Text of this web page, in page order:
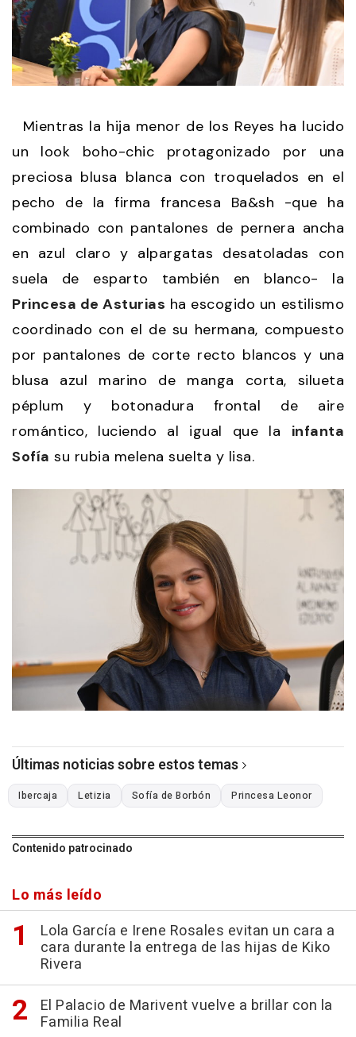
Mientras la hija menor de los Reyes ha lucido
un look boho-chic protagonizado por una
preciosa blusa blanca con troquelados en el
pecho de la firma francesa Ba&sh -que ha
combinado con pantalones de pernera ancha
en azul claro y alpargatas desatoladas con
suela de esparto también en blanco- la
Princesa de Asturias ha escogido un estilismo
coordinado con el de su hermana, compuesto
por pantalones de corte recto blancos y una
blusa azul marino de manga corta, silueta
péplum y botonadura frontal de aire
romántico, luciendo al igual que la infanta
Sofía su rubia melena suelta y lisa.
Últimas noticias sobre estos temas
Ibercaja Letizia Sofía de Borbón Princesa Leonor
Contenido patrocinado
Lo más leído
Lola García e Irene Rosales evitan un cara a
cara durante la entrega de las hijas de Kiko
Rivera
El Palacio de Marivent vuelve a brillar con la
Familia Real